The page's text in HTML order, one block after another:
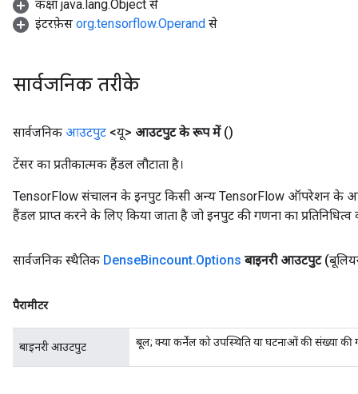
कक्षा java.lang.Object से
इंटरफ़ेस org.tensorflow.Operand से
सार्वजनिक तरीके
सार्वजनिक आउटपुट <यू> आउटपुट के रूप में ()
टेंसर का प्रतीकात्मक हैंडल लौटाता है।
TensorFlow संचालन के इनपुट किसी अन्य TensorFlow ऑपरेशन के
हैंडल प्राप्त करने के लिए किया जाता है जो इनपुट की गणना का प्रतिनिधित्व
सार्वजनिक स्थैतिक DenseBincount.Options बाइनरी आउटपुट
पैरामीटर
बाइनरी आउटपुट बूल; क्या कर्नेल को उपस्थिति या घटनाओं की संख्या की